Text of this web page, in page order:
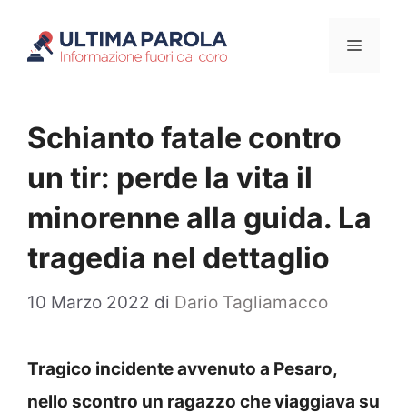
Menu
Schianto fatale contro
un tir: perde la vita il
minorenne alla guida. La
tragedia nel dettaglio
10 Marzo 2022 di Dario Tagliamacco
Tragico incidente avvenuto a Pesaro,
nello scontro un ragazzo che viaggiava su